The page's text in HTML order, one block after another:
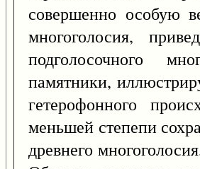
совершенно особую
многоголосия,
подголосочного
памятники,
гетерофонного
меньшей степепи
древнего